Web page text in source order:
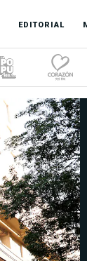
EDITORIAL